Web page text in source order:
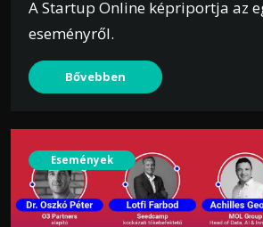
A Startup Online képriportja az
eseményről.
Bővebben
Események